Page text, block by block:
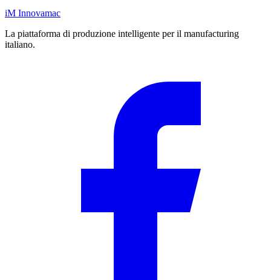
iM Innovamac
La piattaforma di produzione intelligente per il manufacturing
italiano.